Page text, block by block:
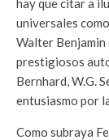
universales
Walter Benjamin
prestigiosos
Bernhard, W.G.
entusiasmo por
Como subraya